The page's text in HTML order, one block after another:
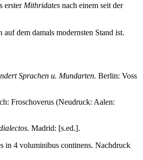
erster Mithridates nach einem seit der
dem damals modernsten Stand ist.
Sprachen u. Mundarten. Berlin: Voss
Froschoverus (Neudruck: Aalen:
Madrid: [s.ed.].
in 4 voluminibus continens. Nachdruck